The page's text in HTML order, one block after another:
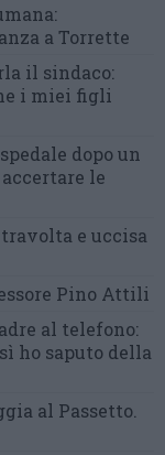
a Torrette
il sindaco:
i miei figli
dopo un
le
e uccisa
Pino Attili
al telefono:
ho saputo della
al Passetto.